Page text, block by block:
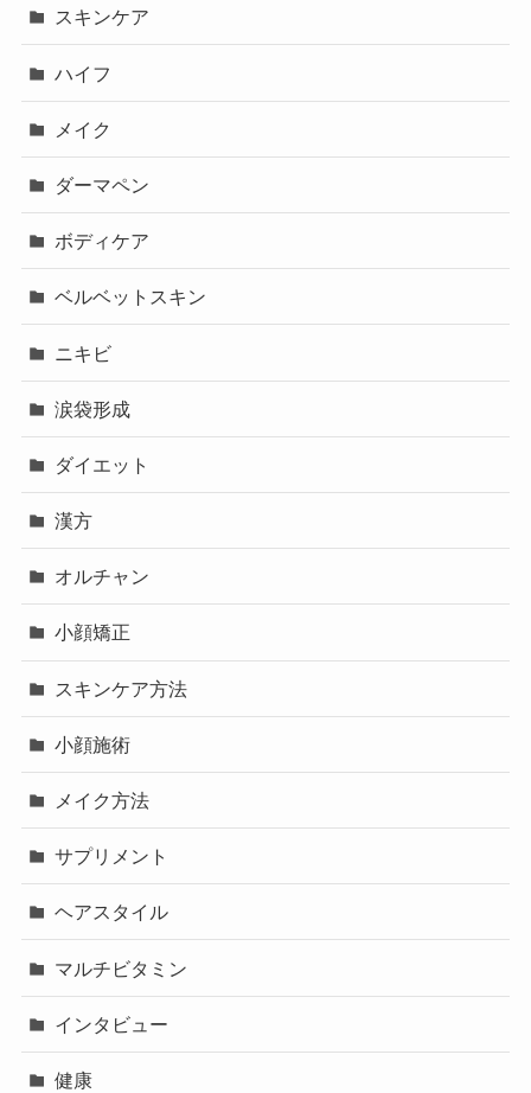
スキンケア
ハイフ
メイク
ダーマペン
ボディケア
ベルベットスキン
ニキビ
涙袋形成
ダイエット
漢方
オルチャン
小顔矯正
スキンケア方法
小顔施術
メイク方法
サプリメント
ヘアスタイル
マルチビタミン
インタビュー
健康